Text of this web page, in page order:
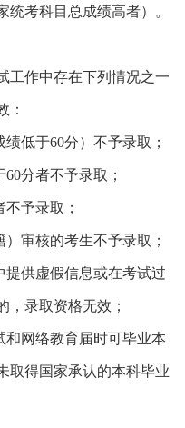
考科目总成绩高者）。
工作中存在下列情况之一
：
低于60分）不予录取；
分者不予录取；
予录取；
审核的考生不予录取；
提供虚假信息或在考试过
，录取资格无效；
和网络教育届时可毕业本
取得国家承认的本科毕业